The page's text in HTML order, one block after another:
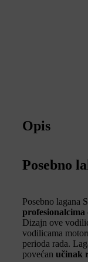
Opis
Posebno
Posebno
profesionalcima
Dizajn ove
vodilicama
perioda rada.
povećan učinak